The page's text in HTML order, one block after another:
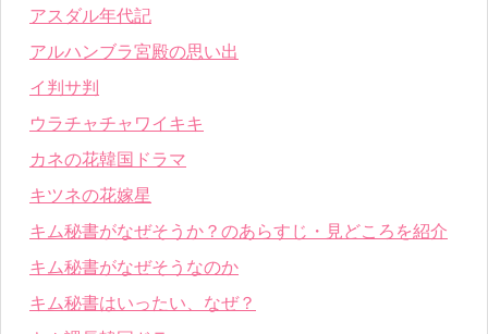
アスダル年代記
アルハンブラ宮殿の思い出
イ判サ判
ウラチャチャワイキキ
カネの花韓国ドラマ
キツネの花嫁星
キム秘書がなぜそうか？のあらすじ・見どころを紹介
キム秘書がなぜそうなのか
キム秘書はいったい、なぜ？